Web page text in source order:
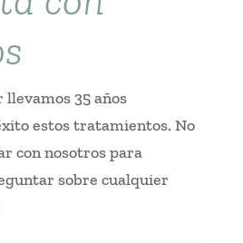
35 años
estos tratamientos. No
con nosotros para
sobre cualquier